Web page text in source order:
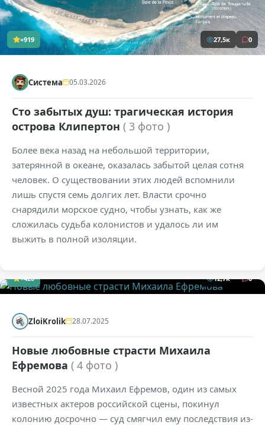
+919 27,5к 0
Система 05.03.2026
Сто забытых душ: трагическая история
острова Клипертон ( 3 фото )
Более века назад на небольшой территории,
затерянной в океане, оказалась забытой целая сотня
человек. О существовании этих людей вспомнили
лишь спустя семь долгих лет. Власти срочно
снарядили морское судно, чтобы узнать, как же
сложилась судьба колонистов и удалось ли им
выжить в полной изоляции.
+420 12,7к 0
ZloiKrolik 28.07.2025
Новые любовные страсти Михаила
Ефремова ( 4 фото )
Весной 2025 года Михаил Ефремов, один из самых
известных актеров российской сцены, покинул
колонию досрочно — суд смягчил ему последствия из-